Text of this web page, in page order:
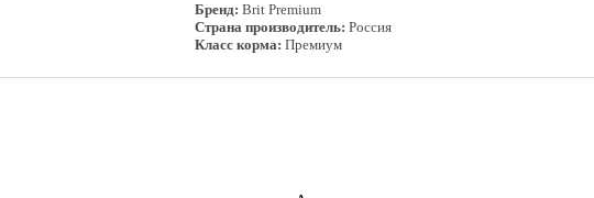
Бренд: Brit Premium
Страна производитель: Россия
Класс корма: Премиум